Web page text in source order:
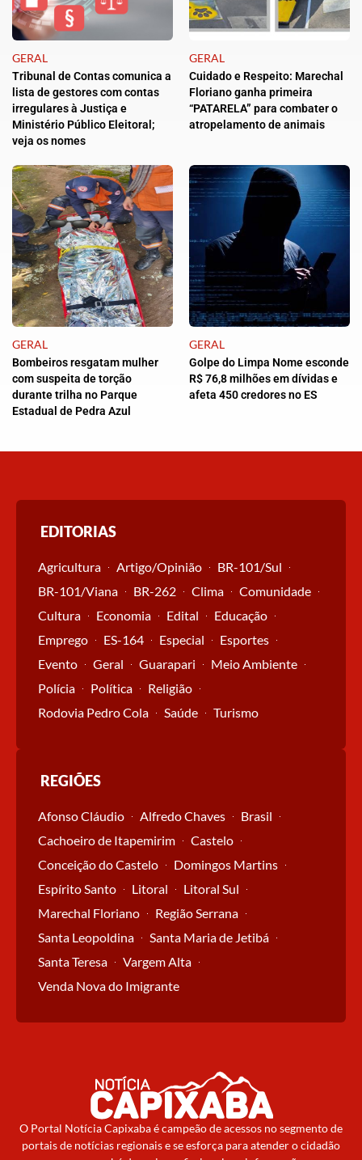
GERAL
Tribunal de Contas comunica a
lista de gestores com contas
irregulares à Justiça e
Ministério Público Eleitoral;
veja os nomes
GERAL
Cuidado e Respeito: Marechal
Floriano ganha primeira
“PATARELA” para combater o
atropelamento de animais
GERAL
Bombeiros resgatam mulher
com suspeita de torção
durante trilha no Parque
Estadual de Pedra Azul
GERAL
Golpe do Limpa Nome esconde
R$ 76,8 milhões em dívidas e
afeta 450 credores no ES
EDITORIAS
Agricultura Artigo/Opinião
BR-101/Sul
BR-101/Viana
BR-262 Clima
Comunidade
Cultura
Economia Edital
Educação
Emprego
ES-164 Especial
Esportes
Evento
Geral Guarapari
Meio Ambiente
Polícia
Política
Religião
Rodovia Pedro Cola
Saúde Turismo
REGIÕES
Afonso Cláudio Alfredo Chaves
Brasil
Cachoeiro de Itapemirim
Castelo
Conceição do Castelo
Domingos Martins
Espírito Santo
Litoral
Litoral Sul
Marechal Floriano
Região Serrana
Santa Leopoldina
Santa Maria de Jetibá
Santa Teresa
Vargem Alta
Venda Nova do Imigrante
O Portal Notícia Capixaba é campeão de acessos no segmento de
portais de notícias regionais e se esforça para atender o cidadão